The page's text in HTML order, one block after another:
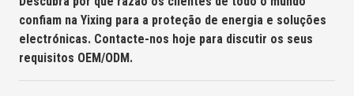
confiam na Yixing para a proteção de energia e soluções
electrónicas. Contacte-nos hoje para discutir os seus
requisitos OEM/ODM.